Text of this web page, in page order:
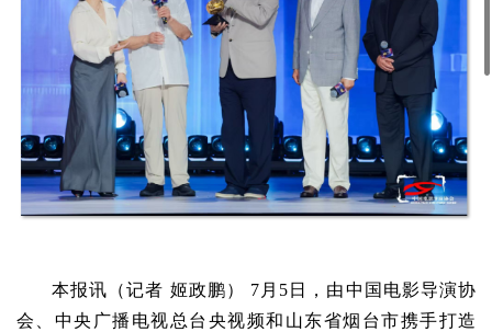
本报讯（记者 姬政鹏） 7月5日，由中国电影导演协
会、中央广播电视总台央视频和山东省烟台市携手打造